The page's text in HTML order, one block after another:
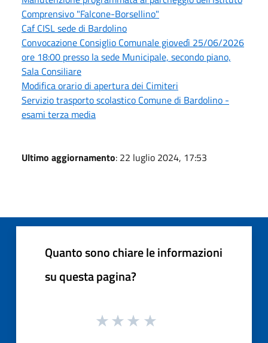
Comprensivo "Falcone-Borsellino"
Caf CISL sede di Bardolino
Convocazione Consiglio Comunale giovedì 25/06/2026
ore 18:00 presso la sede Municipale, secondo piano,
Sala Consiliare
Modifica orario di apertura dei Cimiteri
Servizio trasporto scolastico Comune di Bardolino -
esami terza media
Ultimo aggiornamento: 22 luglio 2024, 17:53
Quanto sono chiare le informazioni
su questa pagina?